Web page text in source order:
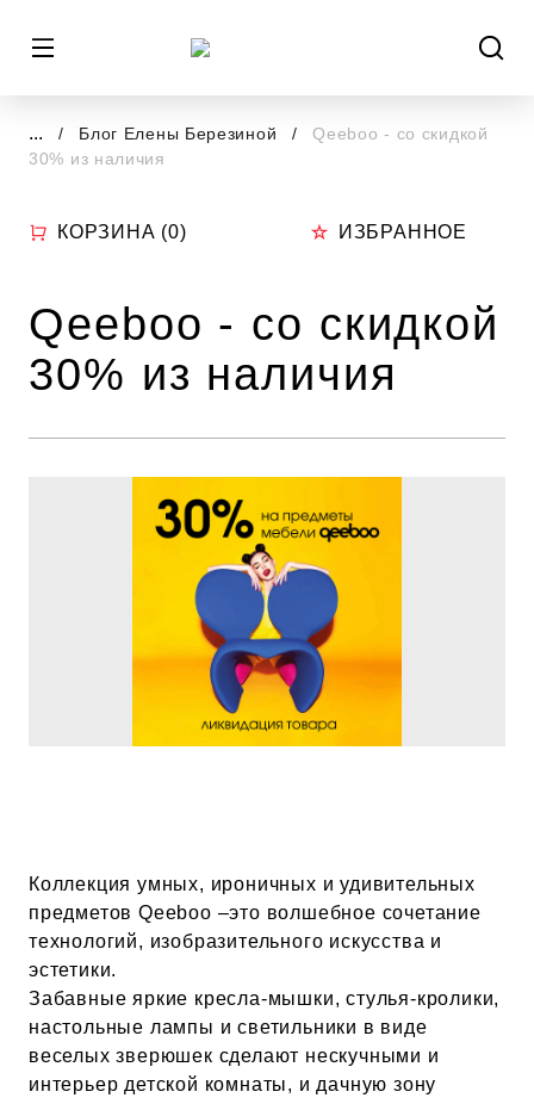
... Блог Елены Березиной
Qeeboo - со скидкой
30% из наличия
КОРЗИНА (0) ИЗБРАННОЕ
Qeeboo - со скидкой
30% из наличия
Коллекция умных, ироничных и удивительных
предметов Qeeboo –это волшебное сочетание
технологий, изобразительного искусства и
эстетики.
Забавные яркие кресла-мышки, стулья-кролики,
настольные лампы и светильники в виде
веселых зверюшек сделают нескучными и
интерьер детской комнаты, и дачную зону